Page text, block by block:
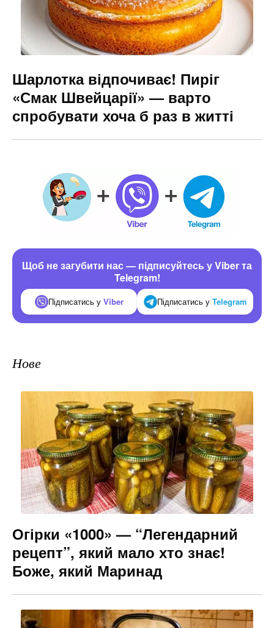
Шарлотка відпочиває! Пиріг
«Смак Швейцарії» — варто
спробувати хоча б раз в житті
Щоб не загубити нас — підписуйтесь у Viber та
Telegram!
Підписатись у Viber Підписатись у Telegram
Нове
Огірки «1000» — “Легендарний
рецепт”, який мало хто знає!
Боже, який Маринад